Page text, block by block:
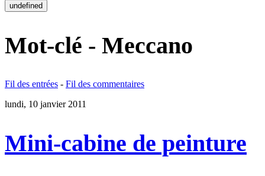
undefined
Mot-clé - Meccano
Fil des entrées - Fil des commentaires
lundi, 10 janvier 2011
Mini-cabine de peinture